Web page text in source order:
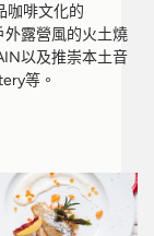
咖啡文化的
露營風的火土燒
以及推崇本土音
等。